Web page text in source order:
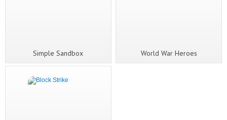
Simple Sandbox World War Heroes